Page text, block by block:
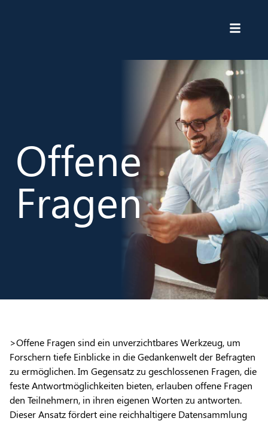
Offene
Fragen
>Offene Fragen sind ein unverzichtbares Werkzeug, um
Forschern tiefe Einblicke in die Gedankenwelt der Befragten
zu ermöglichen. Im Gegensatz zu geschlossenen Fragen, die
feste Antwortmöglichkeiten bieten, erlauben offene Fragen
den Teilnehmern, in ihren eigenen Worten zu antworten.
Dieser Ansatz fördert eine reichhaltigere Datensammlung